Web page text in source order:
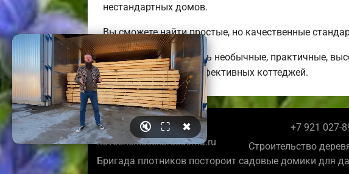
нестандартных домов.
Вы сможете найти простые, но качественные
Мы можем предложить необычные, практичные,
до больших энергоэффективных коттеджей.
© 2026
novocherkasskbrusdoma.ru
+7 921 027-
Строительство
Бригада плотников постороит садовые домики для
🔇 ⛶ ✖